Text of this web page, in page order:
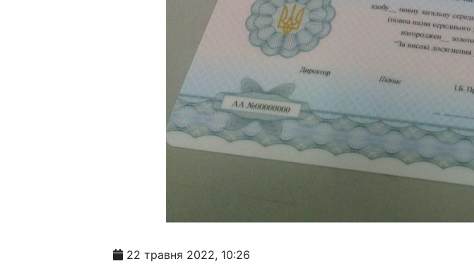
22 травня 2022, 10:26